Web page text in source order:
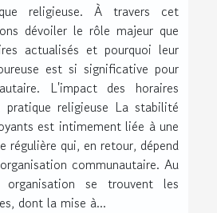
religieuse. À travers cet
dévoiler le rôle majeur que
actualisés et pourquoi leur
est si significative pour
L'impact des horaires
religieuse La stabilité
est intimement liée à une
régulière qui, en retour, dépend
communautaire. Au
se trouvent les
dont la mise à...